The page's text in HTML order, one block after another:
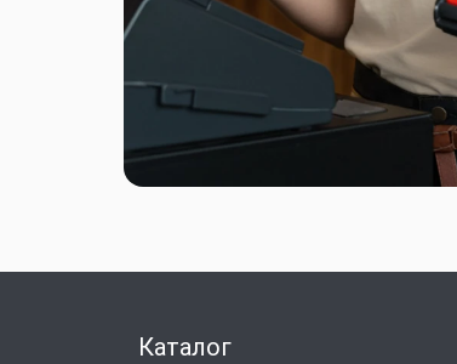
Каталог